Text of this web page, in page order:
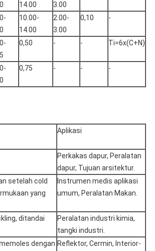
14.00
3.00
10.00-
14.00
2.00-
3.00
0,10 -
0,50 - - Ti=6x(C+N)
0,75 - - -
Aplikasi
Perkakas dapur, Peralatan
dapur, Tujuan arsitektur.
setelah cold
yang
Instrumen medis aplikasi
umum, Peralatan Makan.
ditandai
Peralatan industri kimia,
tangki industri.
dengan Reflektor, Cermin, Interior-